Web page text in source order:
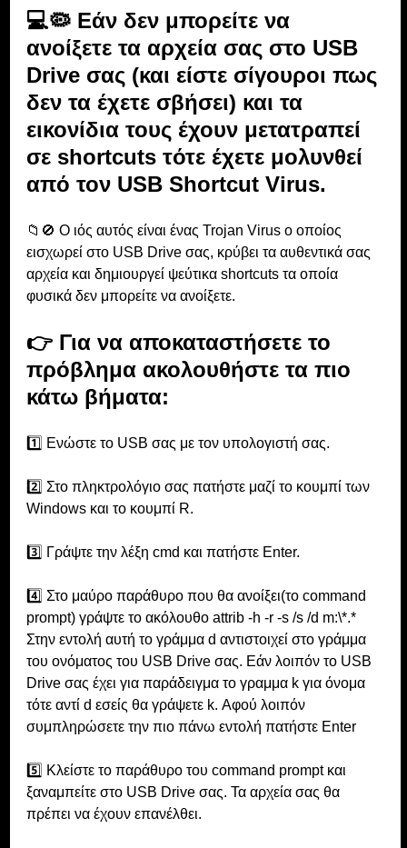
💻🦠 Εάν δεν μπορείτε να
ανοίξετε τα αρχεία σας στο USB
Drive σας (και είστε σίγουροι πως
δεν τα έχετε σβήσει) και τα
εικονίδια τους έχουν μετατραπεί
σε shortcuts τότε έχετε μολυνθεί
από τον USB Shortcut Virus.
📁🚫 Ο ιός αυτός είναι ένας Trojan Virus ο οποίος
εισχωρεί στο USB Drive σας, κρύβει τα αυθεντικά σας
αρχεία και δημιουργεί ψεύτικα shortcuts τα οποία
φυσικά δεν μπορείτε να ανοίξετε.
👉 Για να αποκαταστήσετε το
πρόβλημα ακολουθήστε τα πιο
κάτω βήματα:
1️⃣ Ενώστε το USB σας με τον υπολογιστή σας.
2️⃣ Στο πληκτρολόγιο σας πατήστε μαζί το κουμπί των
Windows και το κουμπί R.
3️⃣ Γράψτε την λέξη cmd και πατήστε Enter.
4️⃣ Στο μαύρο παράθυρο που θα ανοίξει(το command
prompt) γράψτε το ακόλουθο attrib -h -r -s /s /d m:\*.*
Στην εντολή αυτή το γράμμα d αντιστοιχεί στο γράμμα
του ονόματος του USB Drive σας. Εάν λοιπόν το USB
Drive σας έχει για παράδειγμα το γραμμα k για όνομα
τότε αντί d εσείς θα γράψετε k. Αφού λοιπόν
συμπληρώσετε την πιο πάνω εντολή πατήστε Enter
5️⃣ Κλείστε το παράθυρο του command prompt και
ξαναμπείτε στο USB Drive σας. Τα αρχεία σας θα
πρέπει να έχουν επανέλθει.